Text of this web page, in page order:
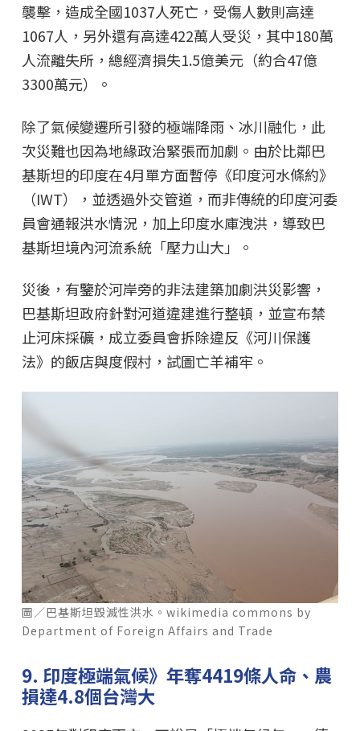
襲擊，造成全國1037人死亡，受傷人數則高達
1067人，另外還有高達422萬人受災，其中180萬
人流離失所，總經濟損失1.5億美元（約合47億
3300萬元）。
除了氣候變遷所引發的極端降雨、冰川融化，此
次災難也因為地緣政治緊張而加劇。由於比鄰巴
基斯坦的印度在4月單方面暫停《印度河水條約》
（IWT），並透過外交管道，而非傳統的印度河委
員會通報洪水情況，加上印度水庫洩洪，導致巴
基斯坦境內河流系統「壓力山大」。
災後，有鑒於河岸旁的非法建築加劇洪災影響，
巴基斯坦政府針對河道違建進行整頓，並宣布禁
止河床採礦，成立委員會拆除違反《河川保護
法》的飯店與度假村，試圖亡羊補牢。
圖／巴基斯坦毀滅性洪水。wikimedia commons by
Department of Foreign Affairs and Trade
9. 印度極端氣候》年奪4419條人命、農
損達4.8個台灣大